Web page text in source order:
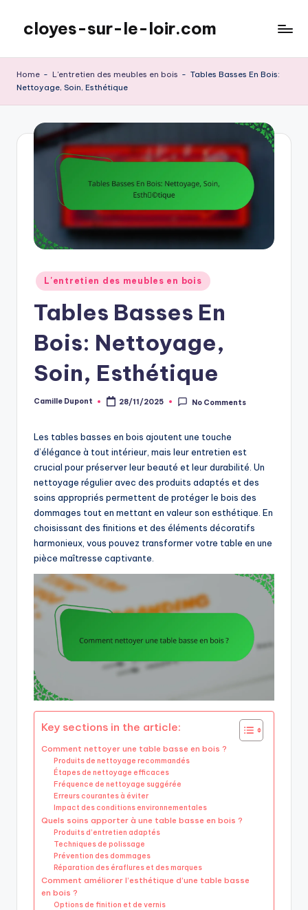
content
cloyes-sur-le-loir.com
Home - L'entretien des meubles en bois - Tables Basses En Bois:
Nettoyage, Soin, Esthétique
Posted
in
L'entretien des meubles en bois
Tables Basses En
Bois: Nettoyage,
Soin, Esthétique
Posted
Camille Dupont 28/11/2025 No Comments
Les tables basses en bois ajoutent une touche
d’élégance à tout intérieur, mais leur entretien est
crucial pour préserver leur beauté et leur durabilité. Un
nettoyage régulier avec des produits adaptés et des
soins appropriés permettent de protéger le bois des
dommages tout en mettant en valeur son esthétique. En
choisissant des finitions et des éléments décoratifs
harmonieux, vous pouvez transformer votre table en une
pièce maîtresse captivante.
Key sections in the article:
Comment nettoyer une table basse en bois ?
Produits de nettoyage recommandés
Étapes de nettoyage efficaces
Fréquence de nettoyage suggérée
Erreurs courantes à éviter
Impact des conditions environnementales
Quels soins apporter à une table basse en bois ?
Produits d’entretien adaptés
Techniques de polissage
Prévention des dommages
Réparation des éraflures et des marques
Comment améliorer l’esthétique d’une table basse
en bois ?
Options de finition et de vernis